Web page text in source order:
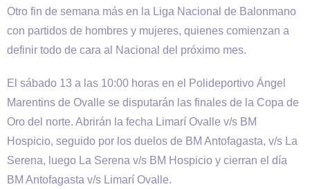
Otro fin de semana más en la Liga Nacional de Balonmano
con partidos de hombres y mujeres, quienes comienzan a
definir todo de cara al Nacional del próximo mes.
El sábado 13 a las 10:00 horas en el Polideportivo Ángel
Marentins de Ovalle se disputarán las finales de la Copa de
Oro del norte. Abrirán la fecha Limarí Ovalle v/s BM
Hospicio, seguido por los duelos de BM Antofagasta, v/s La
Serena, luego La Serena v/s BM Hospicio y cierran el día
BM Antofagasta v/s Limarí Ovalle.